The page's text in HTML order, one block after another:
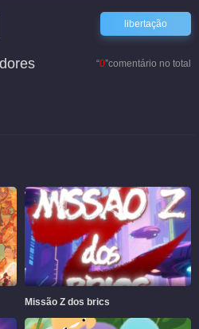
“0”comentário no total
Missão Z dos brics